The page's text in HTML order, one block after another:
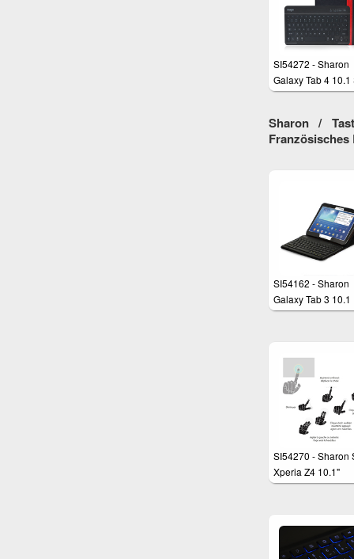
SI54272 - Sharon
Galaxy Tab 4 10.1
T530 SM-T535
Tastatur
Sharon /
Französisches
SI54162 - Sharon
Galaxy Tab 3 10.1
(P5200)
SI54270 - Sharon
Xperia Z4 10.1"
Schutztasche mit
integriertem
Touchpad